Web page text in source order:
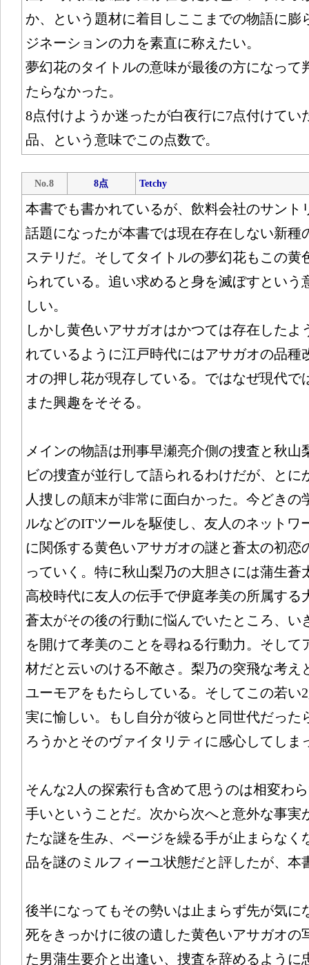
か、という題材に着目しここまでの物語に膨
ジネーションの力を素直に称えたい。
夢幻花のタイトルの意味が最後の方になって
たらなかった。
8点付けようか迷ったが白夜行に7点付けてい
品、という意味でこの点数で。
No.8 8点 Tetchy
本書でも書かれているが、飲料会社のサント
話題になったが本書では現在存在しない新種
ステリだ。そしてタイトルの夢幻花もこの黄
られている。追い求めると身を滅ぼすという
しい。
しかし黄色いアサガオはかつては存在したよ
れているように江戸時代にはアサガオの品種
オの押し花が現存している。ではなぜ現代で
また興趣をそそる。
メインの物語は刑事早瀬亮介側の捜査と秋山
ビの捜査が並行して語られるわけだが、とに
人捜しの顛末が非常に面白かった。今どきの
ルなどのITツールを駆使し、友人のネットワ
に関係する黄色いアサガオの謎と蒼太の初恋
っていく。特に秋山梨乃の大胆さには蒲生蒼
高校時代に友人の伝手で伊庭孝美の所属する
蒼太がその後の行動に悩んでいたところ、い
を開けて孝美のことを尋ねる行動力。そして
材だと云いのける不敵さ。梨乃の突飛な考え
ユーモアをもたらしている。そしてこの若い
実に愉しい。もし自分が彼らと同世代だった
ろうかとそのヴァイタリティに感心してしま
そんな2人の探索行も含めて思うのは相変わ
手いということだ。次から次へと意外な事実
たな謎を生み、ページを繰る手が止まらなく
品を謎のミルフィーユ状態だと評したが、本
後半になってもその勢いは止まらず先が気に
死をきっかけに彼の遺した黄色いアサガオの
た男蒲生要介と出逢い、捜査を辞めるように